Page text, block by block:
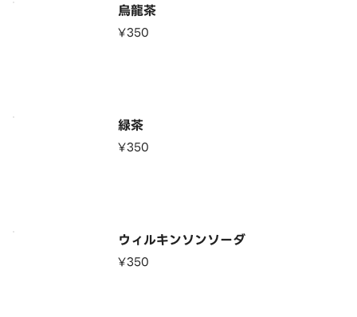
烏龍茶
¥350
緑茶
¥350
ウィルキンソンソーダ
¥350